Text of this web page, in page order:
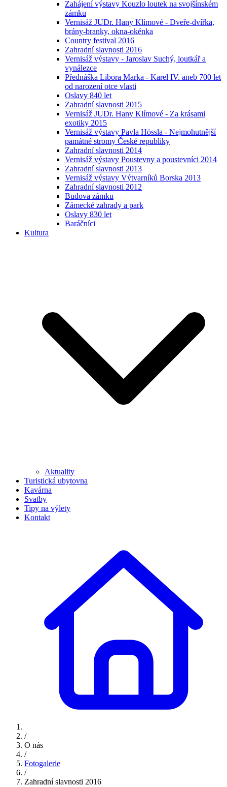
Zahájení výstavy Kouzlo loutek na svojšínském
zámku
Vernisáž JUDr. Hany Klímové - Dveře-dvířka,
brány-branky, okna-okénka
Country festival 2016
Zahradní slavnosti 2016
Vernisáž výstavy - Jaroslav Suchý, loutkář a
vynálezce
Přednáška Libora Marka - Karel IV. aneb 700 let
od narození otce vlasti
Oslavy 840 let
Zahradní slavnosti 2015
Vernisáž JUDr. Hany Klímové - Za krásami
exotiky 2015
Vernisáž výstavy Pavla Hössla - Nejmohutnější
památné stromy České republiky
Zahradní slavnosti 2014
Vernisáž výstavy Poustevny a poustevníci 2014
Zahradní slavnosti 2013
Vernisáž výstavy Výtvarníků Borska 2013
Zahradní slavnosti 2012
Budova zámku
Zámecké zahrady a park
Oslavy 830 let
Baráčníci
Kultura
Aktuality
Turistická ubytovna
Kavárna
Svatby
Tipy na výlety
Kontakt
/
O nás
/
Fotogalerie
/
Zahradní slavnosti 2016